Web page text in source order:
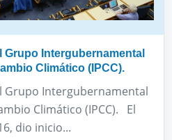
Grupo Intergubernamental
Climático (IPCC).
Grupo Intergubernamental
Climático (IPCC). El
dio inicio...